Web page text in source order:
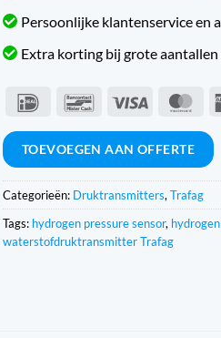
Persoonlijke klantenservice en
Extra korting bij grote aantallen
IDeal BancontactVisa
TOEVOEGEN AAN OFFERTE
Categorieën: Druktransmitters, Trafag
Tags: hydrogen pressure sensor,
waterstofdruktransmitter Trafag